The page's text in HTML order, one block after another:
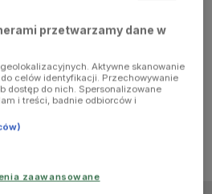
przetwarzamy dane w
Aktywne skanowanie
celów identyfikacji. Przechowywanie
dostęp do nich. Spersonalizowane
i treści, badnie odbiorców i
zaawansowane